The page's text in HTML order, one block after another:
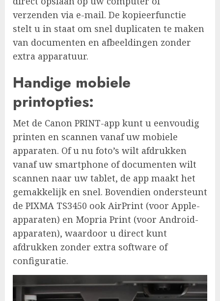
verzenden via e-mail. De kopieerfunctie
stelt u in staat om snel duplicaten te maken
van documenten en afbeeldingen zonder
extra apparatuur.
Handige mobiele
printopties:
Met de Canon PRINT-app kunt u eenvoudig
printen en scannen vanaf uw mobiele
apparaten. Of u nu foto’s wilt afdrukken
vanaf uw smartphone of documenten wilt
scannen naar uw tablet, de app maakt het
gemakkelijk en snel. Bovendien ondersteunt
de PIXMA TS3450 ook AirPrint (voor Apple-
apparaten) en Mopria Print (voor Android-
apparaten), waardoor u direct kunt
afdrukken zonder extra software of
configuratie.